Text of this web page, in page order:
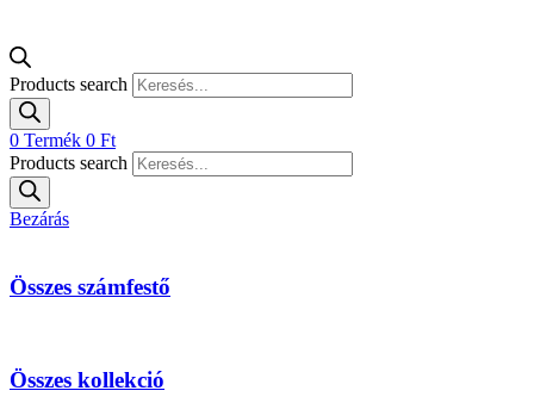
Products search
0 Termék 0 Ft
Products search
Bezárás
Összes számfestő
Összes kollekció